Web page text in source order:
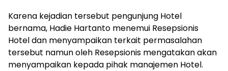
Karena kejadian tersebut pengunjung Hotel
bernama, Hadie Hartanto menemui Resepsionis
Hotel dan menyampaikan terkait permasalahan
tersebut namun oleh Resepsionis mengatakan akan
menyampaikan kepada pihak manajemen Hotel.